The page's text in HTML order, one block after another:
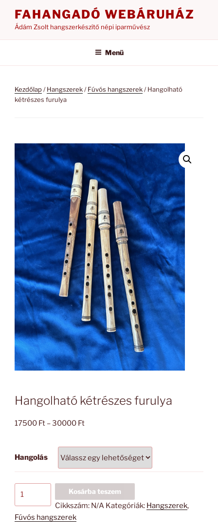
FAHANGADÓ WEBÁRUHÁZ
Ádám Zsolt hangszerkészítő népi iparművész
Menü
Kezdőlap/Hangszerek/Fúvós hangszerek/ Hangolható
kétrészes furulya
Hangolható kétrészes furulya
17500 Ft –30000 FtÁrtartomány:
-
30000 Ft
Hangolás
furulya
mennyiség
Kosárba teszem
Cikkszám: N/A Kategóriák: Hangszerek,
Fúvós hangszerek